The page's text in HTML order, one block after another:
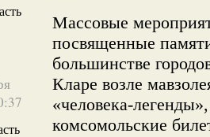
Массовые
посвященные
большинстве
Кларе возле
«человека-
комсомольские